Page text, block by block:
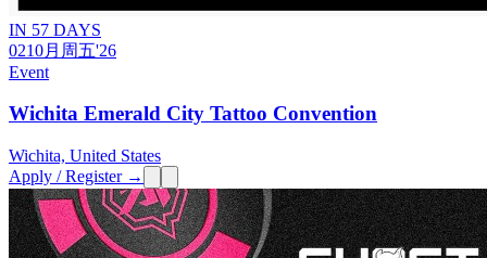
IN 57 DAYS
0210月 周五'26
Event
Wichita Emerald City Tattoo Convention
Wichita, United States
Apply / Register →